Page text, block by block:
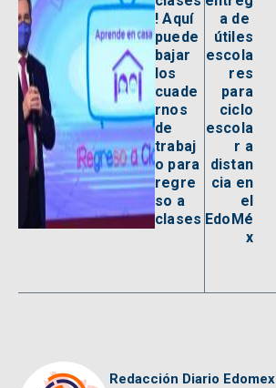
! Aquí
puede
bajar
los
cuade
rnos
de
trabaj
o para
regre
so a
clases
a de
útiles
escola
res
para
ciclo
escola
r a
distan
cia en
el
EdoMé
x
Redacción Diario Edomex